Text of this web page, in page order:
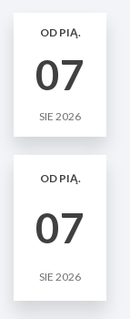
OD PIĄ.
07
SIE 2026
OD PIĄ.
07
SIE 2026